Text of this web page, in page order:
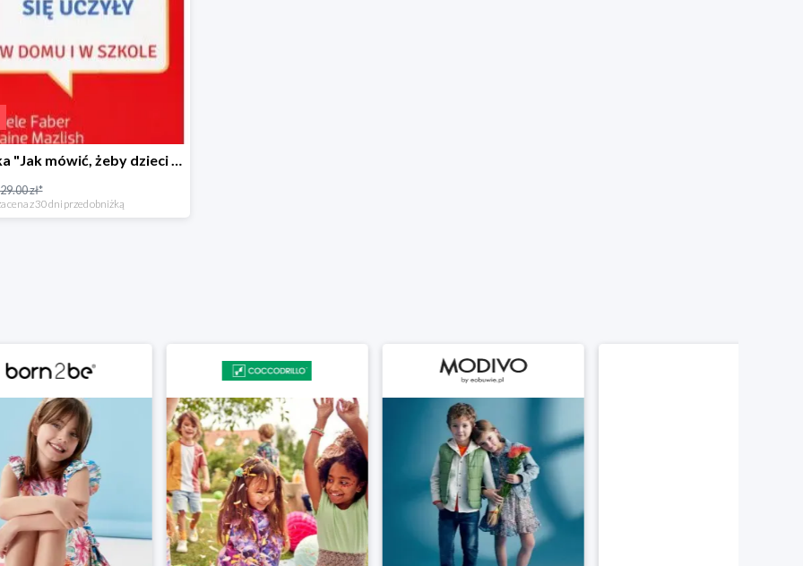
Książka "Jak mówić, żeby dzieci się uczyły" -15%
29.00 zł*
cena z 30 dni przed obniżką